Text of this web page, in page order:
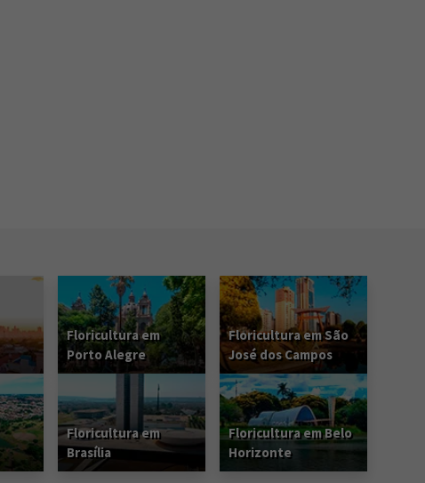
Floricultura em
Porto Alegre
Floricultura em São
José dos Campos
Floricultura em
Brasília
Floricultura em Belo
Horizonte